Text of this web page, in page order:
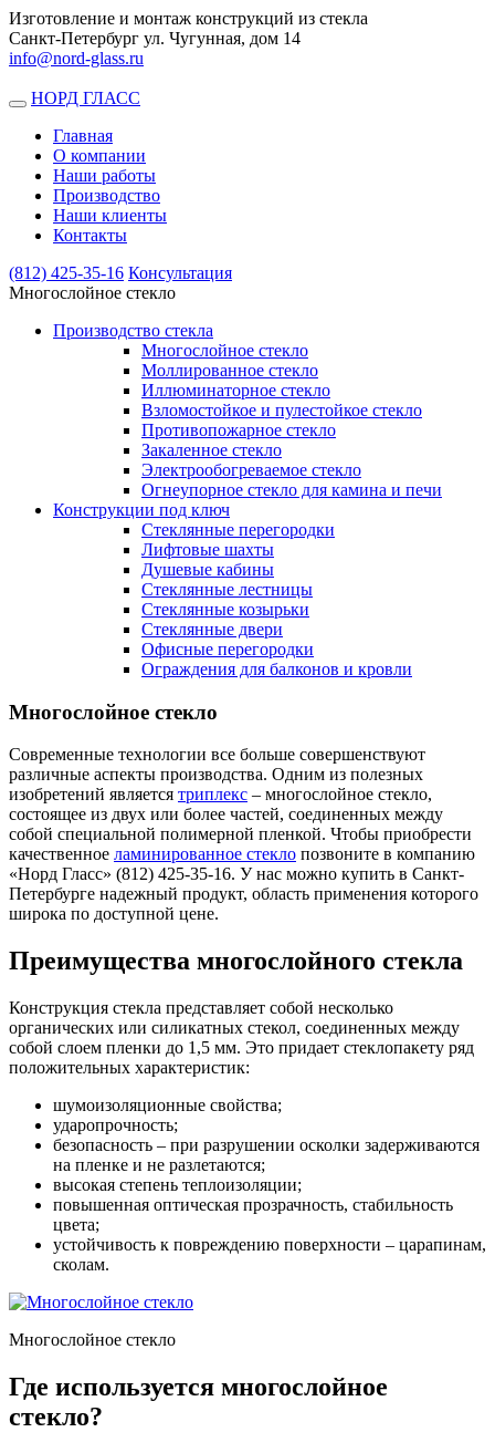
Изготовление и монтаж конструкций из стекла
Санкт-Петербург ул. Чугунная, дом 14
info@nord-glass.ru
Toggle
navigation
НОРД ГЛАСС
Главная
О компании
Наши работы
Производство
Наши клиенты
Контакты
(812) 425-35-16 Консультация
Многослойное стекло
Производство стекла
Многослойное стекло
Моллированное стекло
Иллюминаторное стекло
Взломостойкое и пулестойкое стекло
Противопожарное стекло
Закаленное стекло
Электрообогреваемое стекло
Огнеупорное стекло для камина и печи
Конструкции под ключ
Стеклянные перегородки
Лифтовые шахты
Душевые кабины
Cтеклянные лестницы
Cтеклянные козырьки
Cтеклянные двери
Офисные перегородки
Ограждения для балконов и кровли
Многослойное стекло
Современные технологии все больше совершенствуют
различные аспекты производства. Одним из полезных
изобретений является триплекс – многослойное стекло,
состоящее из двух или более частей, соединенных между
собой специальной полимерной пленкой. Чтобы приобрести
качественное ламинированное стекло позвоните в компанию
«Норд Гласс» (812) 425-35-16. У нас можно купить в Санкт-
Петербурге надежный продукт, область применения которого
широка по доступной цене.
Преимущества многослойного стекла
Конструкция стекла представляет собой несколько
органических или силикатных стекол, соединенных между
собой слоем пленки до 1,5 мм. Это придает стеклопакету ряд
положительных характеристик:
шумоизоляционные свойства;
ударопрочность;
безопасность – при разрушении осколки задерживаются
на пленке и не разлетаются;
высокая степень теплоизоляции;
повышенная оптическая прозрачность, стабильность
цвета;
устойчивость к повреждению поверхности – царапинам,
сколам.
Многослойное стекло
Где используется многослойное
стекло?